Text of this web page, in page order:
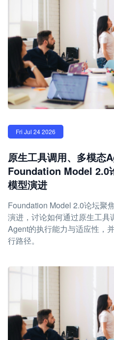
Fri Jul 24 2026
原生工具调用、多模态
Foundation Model 2.0
模型演进
Foundation Model 2.0论坛聚
演进，讨论如何通过原生工具
Agent的执行能力与适应性，
行路径。